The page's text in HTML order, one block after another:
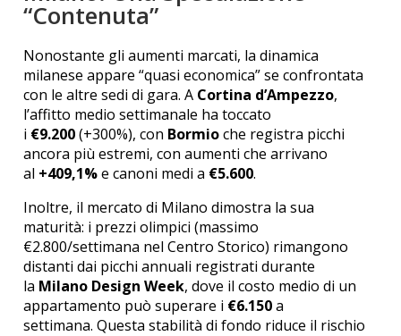
“Contenuta”
Nonostante gli aumenti marcati, la dinamica
milanese appare “quasi economica” se confrontata
con le altre sedi di gara. A Cortina d’Ampezzo,
l’affitto medio settimanale ha toccato
i €9.200(+300%), con Bormioche registra picchi
ancora più estremi, con aumenti che arrivano
al +409,1%e canoni medi a €5.600.
Inoltre, il mercato di Milano dimostra la sua
maturità: i prezzi olimpici (massimo
€2.800/settimana nel Centro Storico) rimangono
distanti dai picchi annuali registrati durante
la Milano Design Week, dove il costo medio di un
appartamento può superare i €6.150a
settimana. Questa stabilità di fondo riduce il rischio